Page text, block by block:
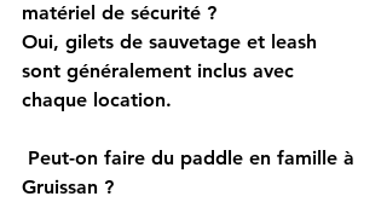
matériel de sécurité ?
Oui, gilets de sauvetage et leash
sont généralement inclus avec
chaque location.
Gruissan ?